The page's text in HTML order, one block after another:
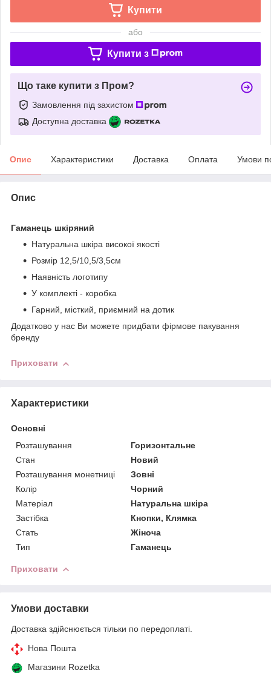
Купити
або
Купити з
Що таке купити з Пром?
Замовлення під захистом
Доступна доставка
Опис Характеристики Доставка Оплата Умови
Опис
Гаманець шкіряний
Натуральна шкіра високої якості
Розмір 12,5/10,5/3,5см
Наявність логотипу
У комплекті - коробка
Гарний, місткий, приємний на дотик
Додатково у нас Ви можете придбати фірмове пакування
бренду
Приховати
Характеристики
Основні
Розташування
Горизонтальне
Стан
Новий
Розташування монетниці
Зовні
Колір
Чорний
Матеріал
Натуральна шкіра
Застібка
Кнопки, Клямка
Стать
Жіноча
Тип
Гаманець
Приховати
Умови доставки
Доставка здійснюється тільки по передоплаті.
Нова Пошта
Магазини Rozetka